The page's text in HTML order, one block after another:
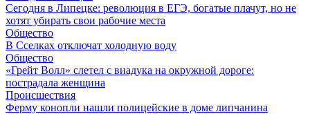
Сегодня в Липецке: революция в ЕГЭ, богатые плачут, но не
хотят убирать свои рабочие места
Общество
В Сселках отключат холодную воду
Общество
«Грейт Волл» слетел с виадука на окружной дороге:
пострадала женщина
Происшествия
Ферму конопли нашли полицейские в доме липчанина